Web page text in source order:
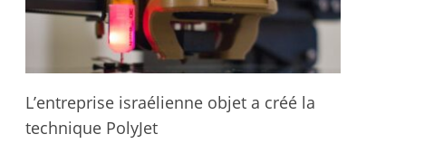
L’entreprise israélienne objet a créé la
technique PolyJet